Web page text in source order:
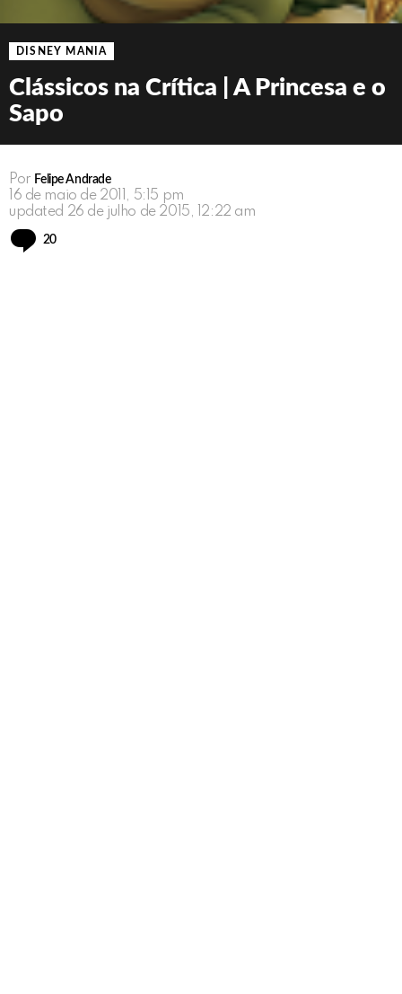
DISNEY MANIA
Clássicos na Crítica | A Princesa e o
Sapo
Por Felipe Andrade
16 de maio de 2011, 5:15 pm
updated 26 de julho de 2015, 12:22 am
20